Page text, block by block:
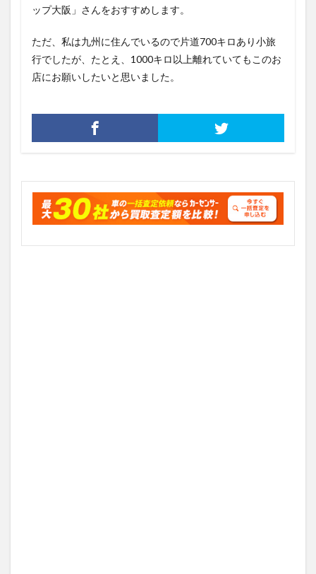
ップ大阪」さんをおすすめします。
ただ、私は九州に住んでいるので片道700キロあり小旅
行でしたが、たとえ、1000キロ以上離れていてもこのお
店にお願いしたいと思いました。